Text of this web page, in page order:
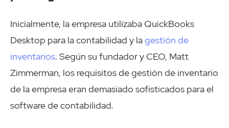
Inicialmente, la empresa utilizaba QuickBooks
Desktop para la contabilidad y lagestión de
inventarios. Según su fundador y CEO, Matt
Zimmerman, los requisitos de gestión de inventario
de la empresa eran demasiado sofisticados para el
software de contabilidad.